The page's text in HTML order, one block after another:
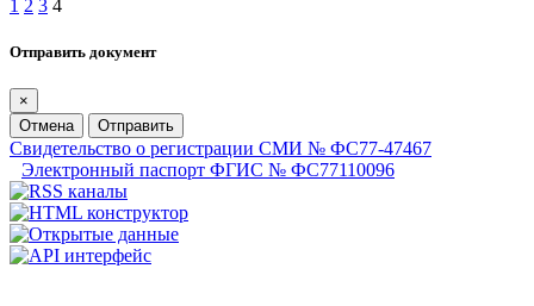
1 2 3 4
Отправить документ
×
Отмена
Отправить
Свидетельство о регистрации СМИ № ФС77-47467
Электронный паспорт ФГИС № ФС77110096